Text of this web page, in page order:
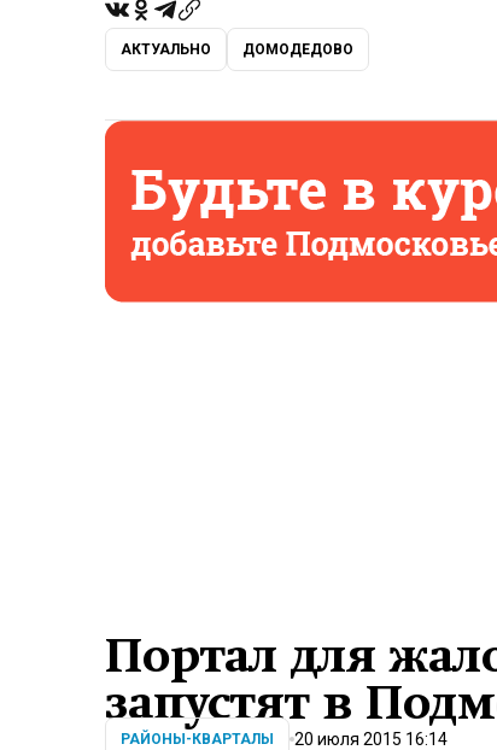
АКТУАЛЬНО ДОМОДЕДОВО
Портал для
запустят в
РАЙОНЫ-КВАРТАЛЫ 20 июля 2015 16:14